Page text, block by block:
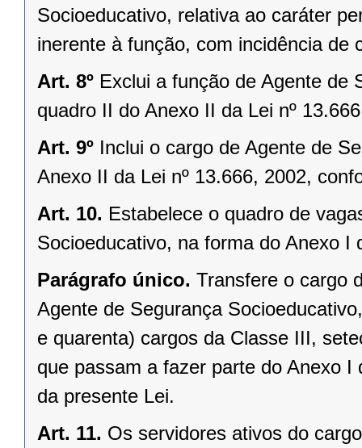
Socioeducativo, relativa ao caráter
inerente à função, com incidência de
Art. 8º Exclui a função de Agente de
quadro II do Anexo II da Lei nº
Art. 9º Inclui o cargo de Agente de
Anexo II da Lei nº 13.666, 2002,
Art. 10. Estabelece o quadro de
Socioeducativo, na forma do Anexo I
Parágrafo único. Transfere o cargo
Agente de Segurança
e quarenta) cargos da Classe III,
que passam a fazer parte do Anexo
da presente Lei.
Art. 11. Os servidores ativos do